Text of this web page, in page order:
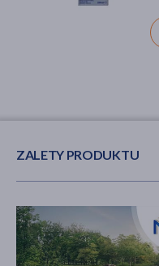
ZALETY PRODUKTU